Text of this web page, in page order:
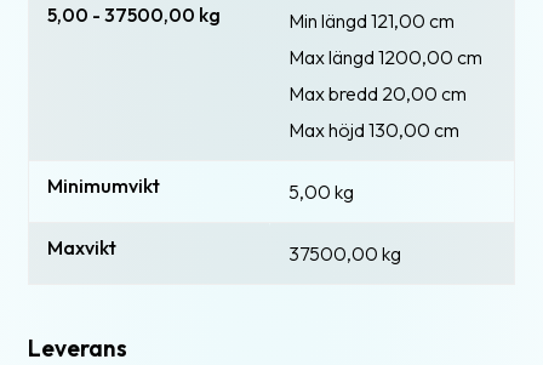
5,00 - 37500,00 kg
Min längd 121,00 cm
Max längd 1200,00 cm
Max bredd 20,00 cm
Max höjd 130,00 cm
Minimumvikt 5,00 kg
Maxvikt 37500,00 kg
Leverans